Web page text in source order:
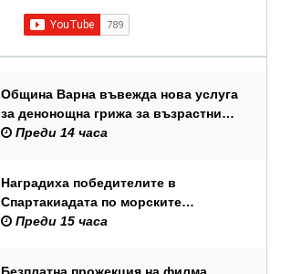
Община Варна въвежда нова услуга
за денонощна грижа за възрастни
хора и лица с трайни увреждания
Преди 14 часа
Наградиха победителите в
Спартакиадата по морските
спортове на Военноморските сили
Преди 15 часа
Безплатна прожекция на филма